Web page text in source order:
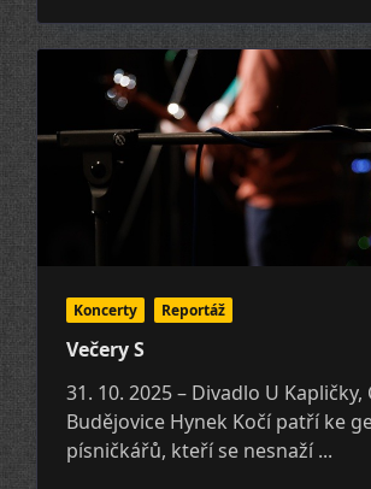
Koncerty Reportáž
Večery S
31. 10. 2025 – Divadlo U Kapličky,
Budějovice Hynek Kočí patří ke
písničkářů, kteří se nesnaží ...